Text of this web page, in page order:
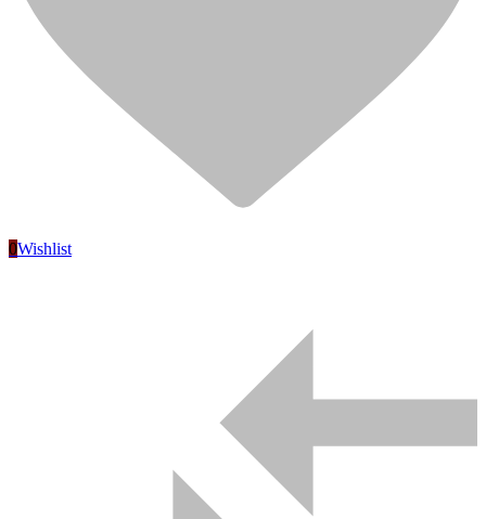
0Wishlist
Сетка ЦПВС 5*5*0,5*2,2 (1*5м=5м2) ВОЛГА цинк
1550,00